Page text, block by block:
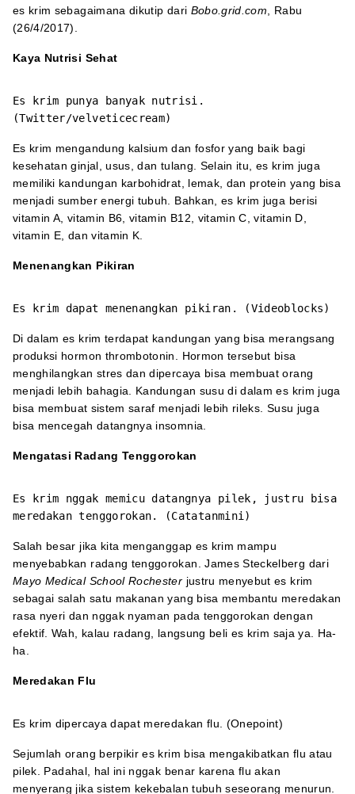
es krim sebagaimana dikutip dari Bobo.grid.com , Rabu
(26/4/2017).
Kaya Nutrisi Sehat
Es krim punya banyak nutrisi.
(Twitter/velveticecream)
Es krim mengandung kalsium dan fosfor yang baik bagi
kesehatan ginjal, usus, dan tulang. Selain itu, es krim juga
memiliki kandungan karbohidrat, lemak, dan protein yang bisa
menjadi sumber energi tubuh. Bahkan, es krim juga berisi
vitamin A, vitamin B6, vitamin B12, vitamin C, vitamin D,
vitamin E, dan vitamin K.
Menenangkan Pikiran
Es krim dapat menenangkan pikiran. (Videoblocks)
Di dalam es krim terdapat kandungan yang bisa merangsang
produksi hormon thrombotonin. Hormon tersebut bisa
menghilangkan stres dan dipercaya bisa membuat orang
menjadi lebih bahagia. Kandungan susu di dalam es krim juga
bisa membuat sistem saraf menjadi lebih rileks. Susu juga
bisa mencegah datangnya insomnia.
Mengatasi Radang Tenggorokan
Es krim nggak memicu datangnya pilek, justru bisa
meredakan tenggorokan. (Catatanmini)
Salah besar jika kita menganggap es krim mampu
menyebabkan radang tenggorokan. James Steckelberg dari
Mayo Medical School Rochester justru menyebut es krim
sebagai salah satu makanan yang bisa membantu meredakan
rasa nyeri dan nggak nyaman pada tenggorokan dengan
efektif. Wah, kalau radang, langsung beli es krim saja ya. Ha-
ha.
Meredakan Flu
Es krim dipercaya dapat meredakan flu. (Onepoint)
Sejumlah orang berpikir es krim bisa mengakibatkan flu atau
pilek. Padahal, hal ini nggak benar karena flu akan
menyerang jika sistem kekebalan tubuh seseorang menurun.